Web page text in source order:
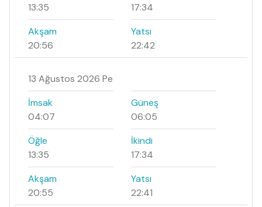
13:35
17:34
Akşam
20:56
Yatsı
22:42
13 Ağustos 2026 Pe
İmsak
04:07
Güneş
06:05
Öğle
13:35
İkindi
17:34
Akşam
20:55
Yatsı
22:41